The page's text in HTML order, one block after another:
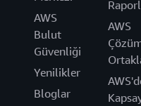
AWS
Bulut
Güvenliği
Yenilikler
Bloglar
AWS